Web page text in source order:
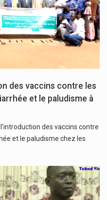
des vaccins contre les
et le paludisme à
des vaccins contre
et le paludisme chez les